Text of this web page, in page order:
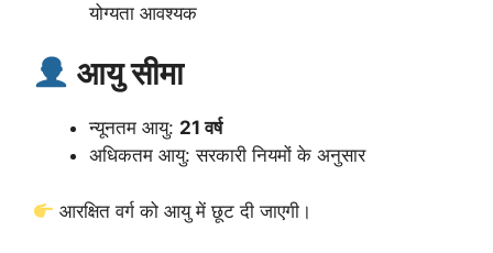
योग्यता आवश्यक
आयु सीमा
न्यूनतम आयु: 21 वर्ष
अधिकतम आयु: सरकारी नियमों के अनुसार
आरक्षित वर्ग को आयु में छूट दी जाएगी।